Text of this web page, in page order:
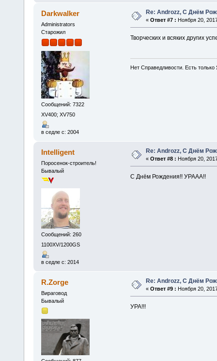
Darkwalker
Administrators
Старожил
Сообщений: 7322
XV400; XV750
в седле с: 2004
Re: Androzz, С Днём
« Ответ #7 : Ноября 20,
Творческих и всяких других
Нет Справедливости. Есть только
Intelligent
Поросенок-строитель!
Бывалый
Сообщений: 260
1100XV/1200GS
в седле с: 2014
Re: Androzz, С Днём
« Ответ #8 : Ноября 20,
С Днём Рождения!! УРААА!!
R.Zorge
Вираговод
Бывалый
Re: Androzz, С Днём
« Ответ #9 : Ноября 20,
УРА!!!